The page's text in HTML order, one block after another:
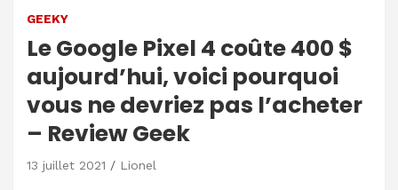
GEEKY
Le Google Pixel 4 coûte 400 $
aujourd’hui, voici pourquoi
vous ne devriez pas l’acheter
– Review Geek
13 juillet 2021 Lionel